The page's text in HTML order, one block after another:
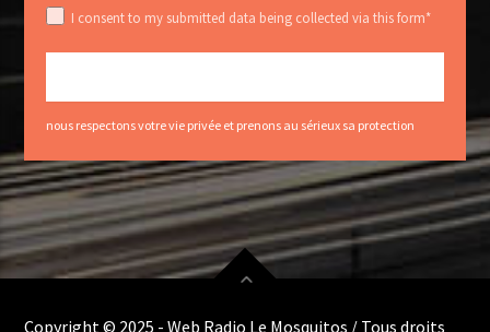
I consent to my submitted data being collected via this form*
nous respectons votre vie privée et prenons au sérieux sa protection
Copyright © 2025 - Web Radio Le Mosquitos / Tous droits